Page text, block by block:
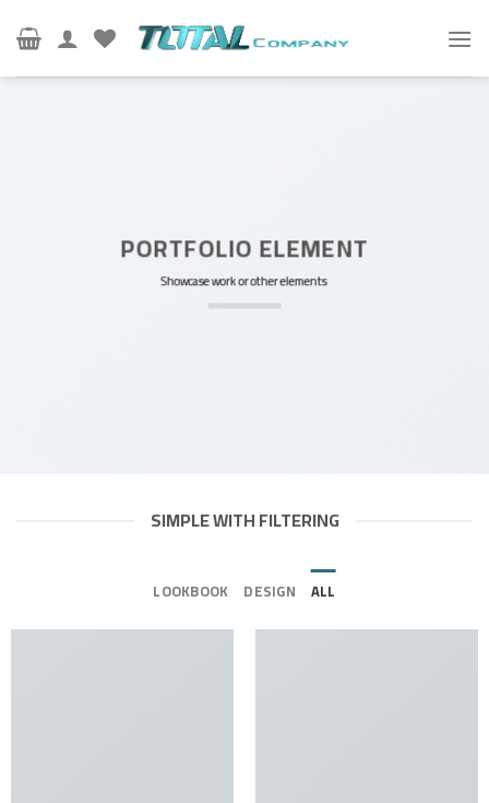
PORTFOLIO ELEMENT
Showcase work or other elements
SIMPLE WITH FILTERING
ALL
DESIGN
LOOKBOOK